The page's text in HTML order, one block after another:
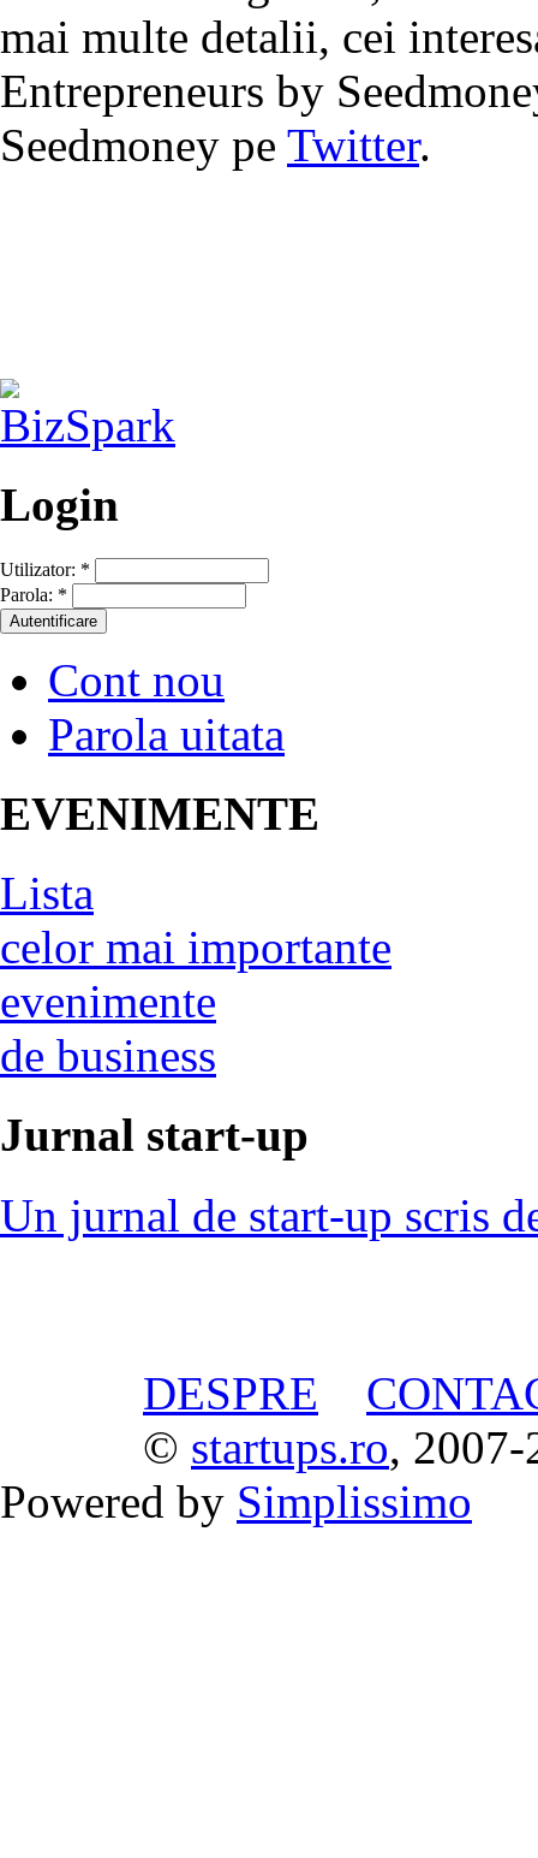
mai multe detalii, cei
Entrepreneurs by
Seedmoney pe Twitter.
Login
Utilizator: *
Parola: *
Cont nou
Parola uitata
EVENIMENTE
Lista
celor mai importante
evenimente
de business
Jurnal start-up
Un jurnal de start-up scris
DESPRE
© startups.ro, 2007-
Powered by Simplissimo